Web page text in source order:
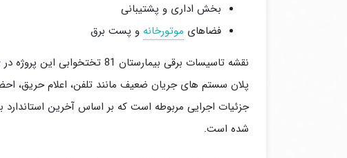
بخش اداری و پشتیبانی
فضاهای موتورخانه و پست برق
نقشه تاسیسات برقی بیمارستان 81 تختخوابی این پروژه در
پلان سستم های جریان ضعیف مانند تلفن، اعلام حریق،
جزئیات اجرایی مربوطه است که بر اساس آخرین استاندارد
شده است.